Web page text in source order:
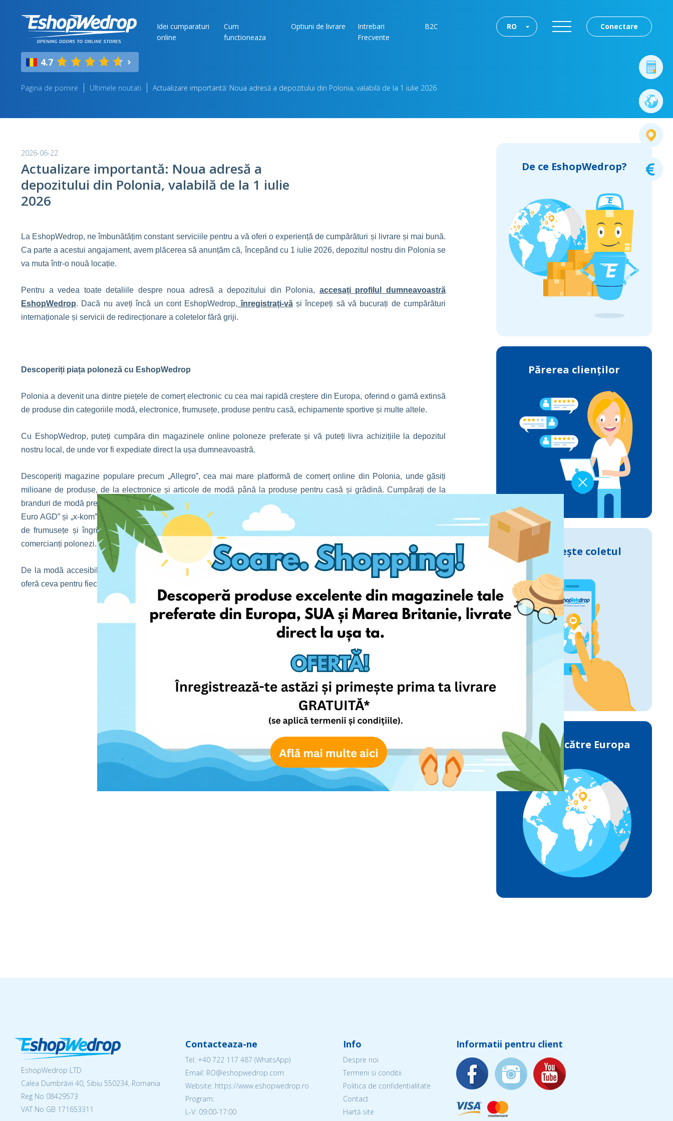
Idei cumparaturi
online
Cum
functioneaza
Optiuni de livrare
Intrebari
Frecvente
B2C Conectare
RO
4.7
Pagina de pornire Ultimele noutati Actualizare importantă: Noua adresă a depozitului din Polonia, valabilă de la 1 iulie 2026
2026-06-22
Actualizare importantă: Noua adresă a
depozitului din Polonia, valabilă de la 1 iulie
2026
La EshopWedrop, ne îmbunătățim constant serviciile pentru a vă oferi o experiență de cumpărături și livrare și mai bună.
Ca parte a acestui angajament, avem plăcerea să anunțăm că, începând cu 1 iulie 2026, depozitul nostru din Polonia se
va muta într-o nouă locație.
Pentru a vedea toate detaliile despre noua adresă a depozitului din Polonia, accesați profilul dumneavoastră
EshopWedrop. Dacă nu aveți încă un cont EshopWedrop, înregistrați-văși începeți să vă bucurați de cumpărături
internaționale și servicii de redirecționare a coletelor fără griji.
Descoperiți piața poloneză cu EshopWedrop
Polonia a devenit una dintre piețele de comerț electronic cu cea mai rapidă creștere din Europa, oferind o gamă extinsă
de produse din categoriile modă, electronice, frumusețe, produse pentru casă, echipamente sportive și multe altele.
Cu EshopWedrop, puteți cumpăra din magazinele online poloneze preferate și vă puteți livra achizițiile la depozitul
nostru local, de unde vor fi expediate direct la ușa dumneavoastră.
Descoperiți magazine populare precum „Allegro”, cea mai mare platformă de comerț online din Polonia, unde găsiți
milioane de produse, de la electronice și articole de modă până la produse pentru casă și grădină. Cumpărați de la
branduri de modă precum „Reserved”, „Mohito”, „Sinsay”, „Cropp” și „House” sau explorați ofertele „Media Expert”, „RTV
Euro AGD” și „x-kom” pentru electronice, produse de gaming și electrocasnice. De asemenea, puteți descoperi produse
de frumusețe și îngrijire personală de la „Hebe”, precum și cărți, jucării și produse de lifestyle de la numeroși alți
comercianți polonezi.
De la modă accesibilă și electronice premium până la branduri locale unice și produse esențiale de zi cu zi, Polonia
oferă ceva pentru fiecare. Cu EshopWedrop, întreaga piață poloneză este la doar câteva clicuri distanță.
De ce EshopWedrop?
Părerea clienților
Urmărește coletul
Livrările către Europa
EshopWedrop LTD
Calea Dumbrăvii 40, Sibiu 550234, Romania
Reg No 08429573
VAT No GB 171653311
Contacteaza-ne
Tel: +40 722 117 487 (WhatsApp)
Email: RO@eshopwedrop.com
Website: https://www.eshopwedrop.ro
Program:
L-V: 09:00-17:00
Info
Despre noi
Termeni si conditii
Politica de confidentialitate
Contact
Hartă site
Informatii pentru client